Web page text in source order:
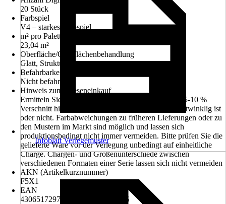
20 Stück
Farbspiel
V4 – starkes Farbspiel
m² pro Palette
23,04 m²
Oberfläche/Oberflächenbehandlung
Glatt, Strukturiert
Befahrbarkeit
Nicht befahrbar
Hinweis zum Flieseneinkauf
Ermitteln Sie die zu belegende Fläche und rechnen 5-10 %
Verschnitt hinzu, abhängig davon ob der Raum rechtwinklig ist
oder nicht. Farbabweichungen zu früheren Lieferungen oder zu
den Mustern im Markt sind möglich und lassen sich
produktionsbedingt nicht immer vermeiden. Bitte prüfen Sie die
gelieferte Ware vor der Verlegung unbedingt auf einheitliche
Charge. Chargen- und Größenunterschiede zwischen
verschiedenen Formaten einer Serie lassen sich nicht vermeiden
AKN (Artikelkurznummer)
F5X1
EAN
4306517297336, 4306517477486
Infoblatt Verlegemuster